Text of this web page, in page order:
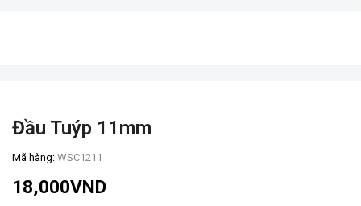
Đầu Tuýp 11mm
Mã hàng: WSC1211
18,000VND